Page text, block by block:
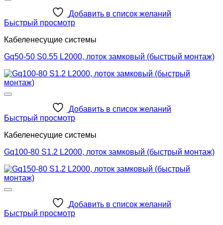
Добавить в список желаний
Быстрый просмотр
Кабеленесущие системы
Gq50-50 S0.55 L2000, лоток замковый (быстрый монтаж)
Добавить в список желаний
Быстрый просмотр
Кабеленесущие системы
Gq100-80 S1.2 L2000, лоток замковый (быстрый монтаж)
Добавить в список желаний
Быстрый просмотр